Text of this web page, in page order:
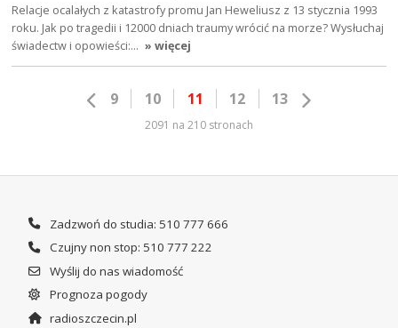
Relacje ocalałych z katastrofy promu Jan Heweliusz z 13 stycznia 1993
roku. Jak po tragedii i 12000 dniach traumy wrócić na morze? Wysłuchaj
świadectw i opowieści:… » więcej
9 10 11 12 13
2091 na 210 stronach
Zadzwoń do studia: 510 777 666
Czujny non stop: 510 777 222
Wyślij do nas wiadomość
Prognoza pogody
radioszczecin.pl